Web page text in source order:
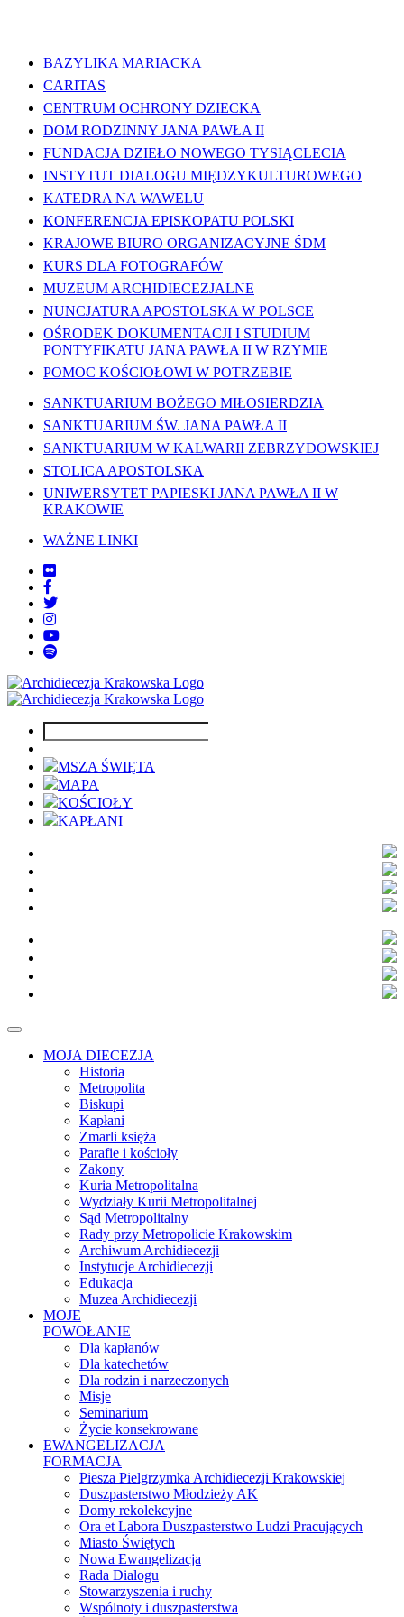
BAZYLIKA MARIACKA
CARITAS
CENTRUM OCHRONY DZIECKA
DOM RODZINNY JANA PAWŁA II
FUNDACJA DZIEŁO NOWEGO TYSIĄCLECIA
INSTYTUT DIALOGU MIĘDZYKULTUROWEGO
KATEDRA NA WAWELU
KONFERENCJA EPISKOPATU POLSKI
KRAJOWE BIURO ORGANIZACYJNE ŚDM
KURS DLA FOTOGRAFÓW
MUZEUM ARCHIDIECEZJALNE
NUNCJATURA APOSTOLSKA W POLSCE
OŚRODEK DOKUMENTACJI I STUDIUM
PONTYFIKATU JANA PAWŁA II W RZYMIE
POMOC KOŚCIOŁOWI W POTRZEBIE
SANKTUARIUM BOŻEGO MIŁOSIERDZIA
SANKTUARIUM ŚW. JANA PAWŁA II
SANKTUARIUM W KALWARII ZEBRZYDOWSKIEJ
STOLICA APOSTOLSKA
UNIWERSYTET PAPIESKI JANA PAWŁA II W
KRAKOWIE
WAŻNE LINKI
MSZA ŚWIĘTA
MAPA
KOŚCIOŁY
KAPŁANI
MOJA DIECEZJA
Historia
Metropolita
Biskupi
Kapłani
Zmarli księża
Parafie i kościoły
Zakony
Kuria Metropolitalna
Wydziały Kurii Metropolitalnej
Sąd Metropolitalny
Rady przy Metropolicie Krakowskim
Archiwum Archidiecezji
Instytucje Archidiecezji
Edukacja
Muzea Archidiecezji
MOJE
POWOŁANIE
Dla kapłanów
Dla katechetów
Dla rodzin i narzeczonych
Misje
Seminarium
Życie konsekrowane
EWANGELIZACJA
FORMACJA
Piesza Pielgrzymka Archidiecezji Krakowskiej
Duszpasterstwo Młodzieży AK
Domy rekolekcyjne
Ora et Labora Duszpasterstwo Ludzi Pracujących
Miasto Świętych
Nowa Ewangelizacja
Rada Dialogu
Stowarzyszenia i ruchy
Wspólnoty i duszpasterstwa